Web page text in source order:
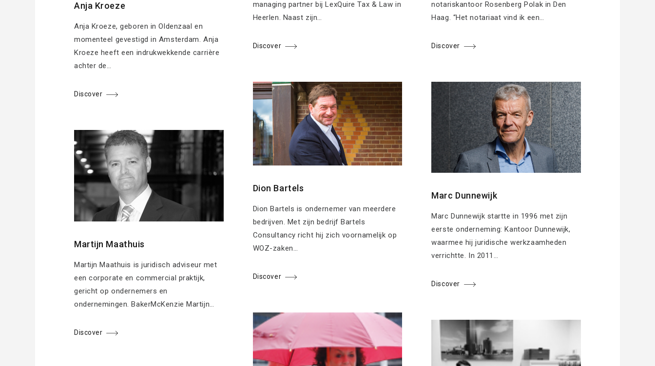
Anja Kroeze
Anja Kroeze, geboren in Oldenzaal en
momenteel gevestigd in Amsterdam. Anja
Kroeze heeft een indrukwekkende carrière
achter de…
Discover
managing partner bij LexQuire Tax & Law in
Heerlen. Naast zijn…
Discover
notariskantoor Rosenberg Polak in Den
Haag. “Het notariaat vind ik een…
Discover
Dion Bartels
Dion Bartels is ondernemer van meerdere
bedrijven. Met zijn bedrijf Bartels
Consultancy richt hij zich voornamelijk op
WOZ-zaken…
Discover
Marc Dunnewijk
Marc Dunnewijk startte in 1996 met zijn
eerste onderneming: Kantoor Dunnewijk,
waarmee hij juridische werkzaamheden
verrichtte. In 2011…
Discover
Martijn Maathuis
Martijn Maathuis is juridisch adviseur met
een corporate en commercial praktijk,
gericht op ondernemers en
ondernemingen. BakerMcKenzie Martijn…
Discover